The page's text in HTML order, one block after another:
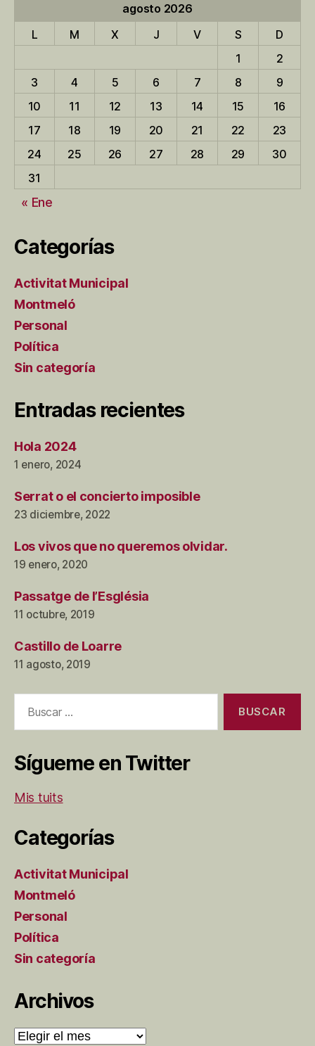
agosto 2026
L
M X J V S
D
1
2
3
4 5 6 7 8
9
10
11 12 13 14 15
16
17
18 19 20 21 22
23
24
25 26 27 28 29
30
31
« Ene
Categorías
Activitat Municipal
Montmeló
Personal
Política
Sin categoría
Entradas recientes
Hola 2024
1 enero, 2024
Serrat o el concierto imposible
23 diciembre, 2022
Los vivos que no queremos olvidar.
19 enero, 2020
Passatge de l’Església
11 octubre, 2019
Castillo de Loarre
11 agosto, 2019
Sígueme en Twitter
Mis tuits
Categorías
Activitat Municipal
Montmeló
Personal
Política
Sin categoría
Archivos
Archivos